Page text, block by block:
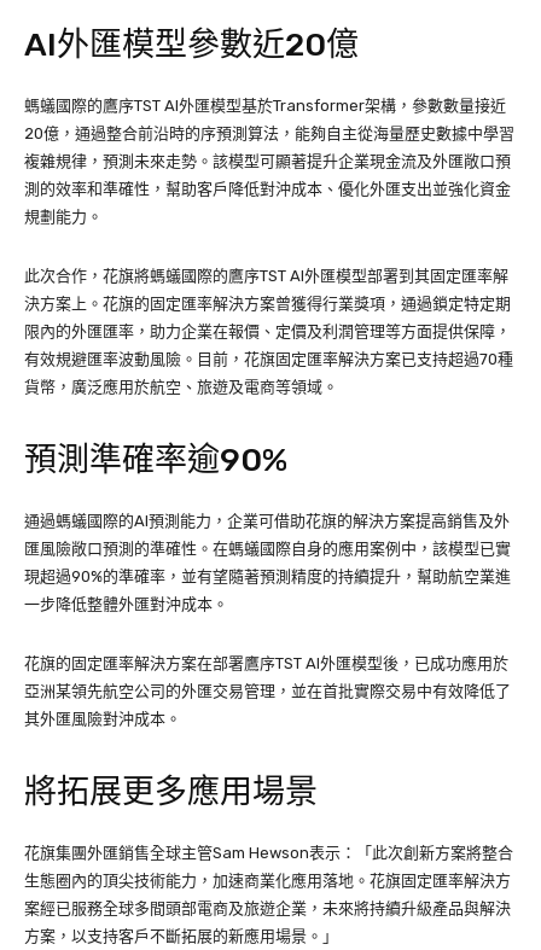
AI外匯模型參數近20億
螞蟻國際的鷹序TST AI外匯模型基於Transformer架構，參數數量接近
20億，通過整合前沿時的序預測算法，能夠自主從海量歷史數據中學習
複雜規律，預測未來走勢。該模型可顯著提升企業現金流及外匯敞口預
測的效率和準確性，幫助客戶降低對沖成本、優化外匯支出並強化資金
規劃能力。
此次合作，花旗將螞蟻國際的鷹序TST AI外匯模型部署到其固定匯率解
決方案上。花旗的固定匯率解決方案曾獲得行業獎項，通過鎖定特定期
限內的外匯匯率，助力企業在報價、定價及利潤管理等方面提供保障，
有效規避匯率波動風險。目前，花旗固定匯率解決方案已支持超過70種
貨幣，廣泛應用於航空、旅遊及電商等領域。
預測準確率逾90%
通過螞蟻國際的AI預測能力，企業可借助花旗的解決方案提高銷售及外
匯風險敞口預測的準確性。在螞蟻國際自身的應用案例中，該模型已實
現超過90%的準確率，並有望隨著預測精度的持續提升，幫助航空業進
一步降低整體外匯對沖成本。
花旗的固定匯率解決方案在部署鷹序TST AI外匯模型後，已成功應用於
亞洲某領先航空公司的外匯交易管理，並在首批實際交易中有效降低了
其外匯風險對沖成本。
將拓展更多應用場景
花旗集團外匯銷售全球主管Sam Hewson表示：「此次創新方案將整合
生態圈內的頂尖技術能力，加速商業化應用落地。花旗固定匯率解決方
案經已服務全球多間頭部電商及旅遊企業，未來將持續升級產品與解決
方案，以支持客戶不斷拓展的新應用場景。」